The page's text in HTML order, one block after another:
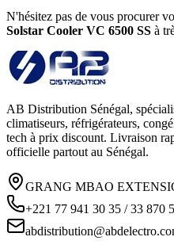
N'hésitez pas de vous procurer
Solstar Cooler VC 6500 SS à
AB Distribution Sénégal,
climatiseurs, réfrigérateurs,
tech à prix discount. Livraison
officielle partout au Sénégal.
GRANG MBAO
+221 77 941 30 35 / 33 870